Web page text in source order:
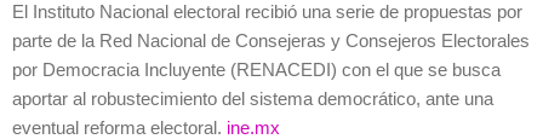
El Instituto Nacional electoral recibió una serie de propuestas por
parte de la Red Nacional de Consejeras y Consejeros Electorales
por Democracia Incluyente (RENACEDI) con el que se busca
aportar al robustecimiento del sistema democrático, ante una
eventual reforma electoral. ine.mx